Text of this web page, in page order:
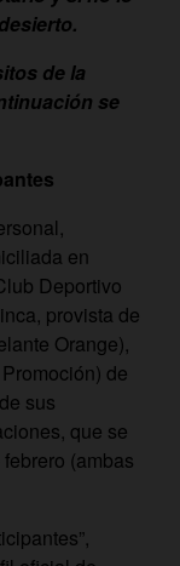
de la
se
en
Deportivo
provista de
Orange),
de
sus
que se
(ambas